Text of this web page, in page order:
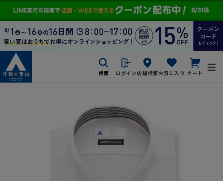
検索 ログイン店舗検索お気に入り カート